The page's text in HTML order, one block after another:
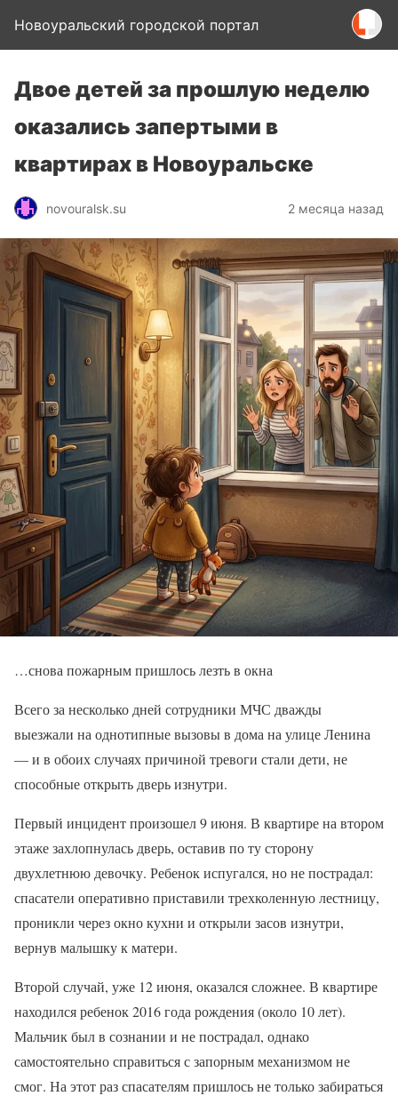
Новоуральский городской портал
Двое детей за прошлую неделю
оказались запертыми в
квартирах в Новоуральске
novouralsk.su 2 месяца назад
…снова пожарным пришлось лезть в окна
Всего за несколько дней сотрудники МЧС дважды
выезжали на однотипные вызовы в дома на улице Ленина
— и в обоих случаях причиной тревоги стали дети, не
способные открыть дверь изнутри.
Первый инцидент произошел 9 июня. В квартире на втором
этаже захлопнулась дверь, оставив по ту сторону
двухлетнюю девочку. Ребенок испугался, но не пострадал:
спасатели оперативно приставили трехколенную лестницу,
проникли через окно кухни и открыли засов изнутри,
вернув малышку к матери.
Второй случай, уже 12 июня, оказался сложнее. В квартире
находился ребенок 2016 года рождения (около 10 лет).
Мальчик был в сознании и не пострадал, однако
самостоятельно справиться с запорным механизмом не
смог. На этот раз спасателям пришлось не только забираться